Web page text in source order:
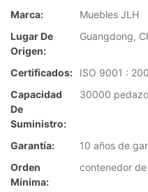
Marca:
Muebles JLH
Lugar De
Origen:
Guangdong,
Certificados:
ISO 9001 :
Capacidad
De
Suministro:
30000
Garantía:
10 años de
Orden
Mínima:
contenedor